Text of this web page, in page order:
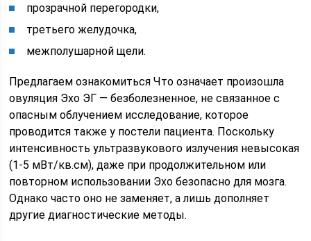
прозрачной перегородки,
третьего желудочка,
межполушарной щели.
Предлагаем ознакомиться Что означает произошла
овуляция Эхо ЭГ — безболезненное, не связанное с
опасным облучением исследование, которое
проводится также у постели пациента. Поскольку
интенсивность ультразвукового излучения невысокая
(1-5 мВт/кв.см), даже при продолжительном или
повторном использовании Эхо безопасно для мозга.
Однако часто оно не заменяет, а лишь дополняет
другие диагностические методы.